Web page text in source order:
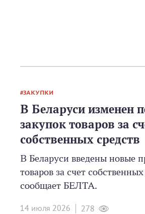
ЗАКУПКИ
В Беларуси изменен
закупок товаров за
собственных средств
В Беларуси введены новые
товаров за счет
сообщает БЕЛТА.
14 июля 2026 278